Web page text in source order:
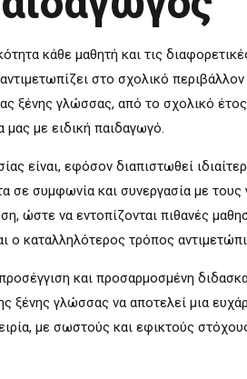
κάθε μαθητή και τις
στο σχολικό περιβάλλον
ξένης γλώσσας, από το σχολικό
μας με ειδική παιδαγωγό.
είναι, εφόσον διαπιστωθεί
σε συμφωνία και συνεργασία με τους
ώστε να εντοπίζονται πιθανές
ο καταλληλότερος τρόπος
και προσαρμοσμένη
ξένης γλώσσας να αποτελεί μια
με σωστούς και εφικτούς